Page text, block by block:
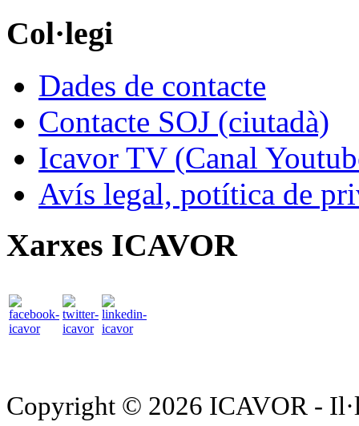
Col·legi
Dades de contacte
Contacte SOJ (ciutadà)
Icavor TV (Canal
Avís legal, potítica de
Xarxes ICAVOR
Copyright © 2026 ICAVOR -